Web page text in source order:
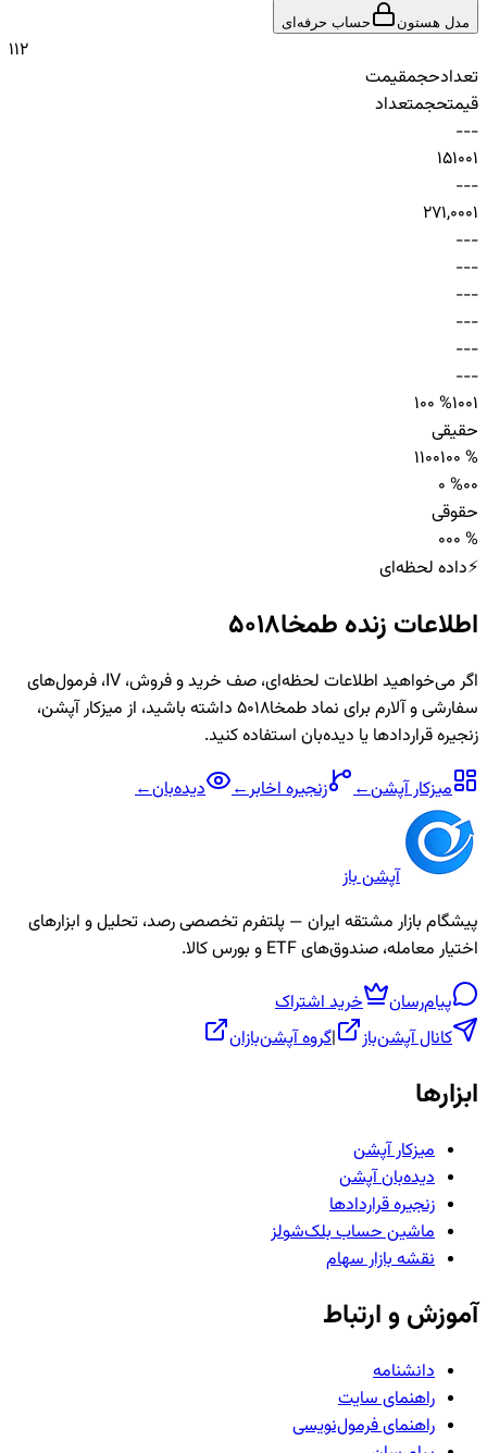
مدل هستون حساب حرفه‌ای
112
تعدادحجمقیمت
قیمتحجمتعداد
-
-
-
151001
-
-
-
271,0001
-
-
-
-
-
-
-
-
-
-
-
-
-
-
-
-
-
-
1
100
100 %
حقیقی
100 %
100
1
0
0
0 %
حقوقی
0 %
0
0
⚡داده لحظه‌ای
اطلاعات زنده طمخا5018
اگر می‌خواهید اطلاعات لحظه‌ای، صف خرید و فروش، IV، فرمول‌های
سفارشی و آلارم برای نمادطمخا5018
داشته باشید، از میزکار آپشن،
زنجیره قراردادها یا دیده‌بان استفاده کنید.
میزکار آپشن← زنجیرهاخابر← دیده‌بان←
آپشن باز
پیشگام بازار مشتقه ایران — پلتفرم تخصصی رصد، تحلیل و ابزارهای
اختیار معامله، صندوق‌های ETF و بورس کالا.
پیام‌رسان
خرید اشتراک
کانال آپشن‌باز
|گروه آپشن‌بازان
ابزارها
میزکار آپشن
دیده‌بان آپشن
زنجیره قراردادها
ماشین حساب بلک‌شولز
نقشه بازار سهام
آموزش و ارتباط
دانشنامه
راهنمای سایت
راهنمای فرمول‌نویسی